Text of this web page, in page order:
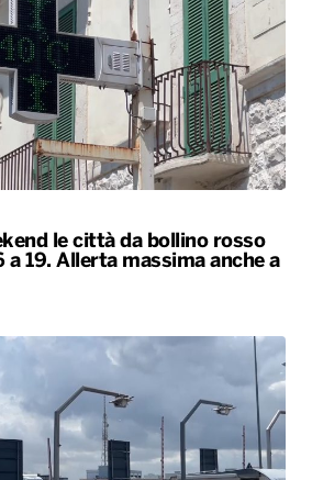
le città da bollino rosso
a 19. Allerta massima anche a